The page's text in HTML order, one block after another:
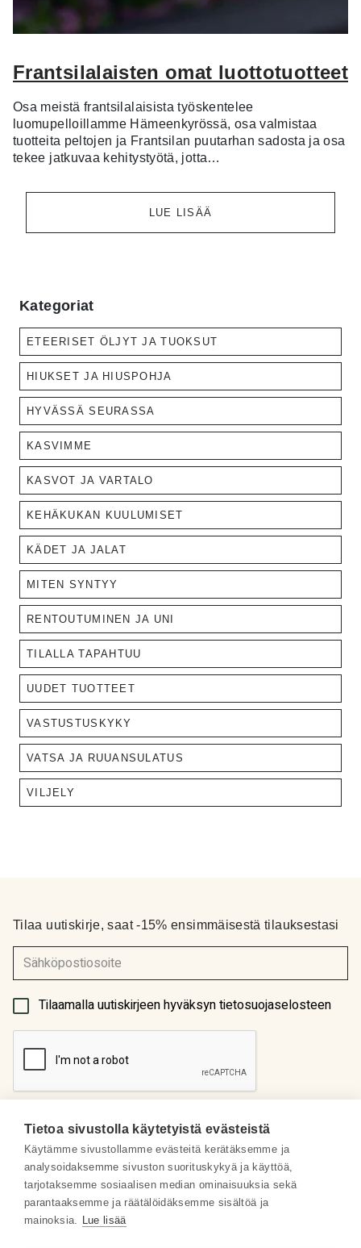
Frantsilalaisten omat luottotuotteet
Osa meistä frantsilalaisista työskentelee
luomupelloillamme Hämeenkyrössä, osa valmistaa
tuotteita peltojen ja Frantsilan puutarhan sadosta ja osa
tekee jatkuvaa kehitystyötä, jotta…
LUE LISÄÄ
Kategoriat
ETEERISET ÖLJYT JA TUOKSUT
HIUKSET JA HIUSPOHJA
HYVÄSSÄ SEURASSA
KASVIMME
KASVOT JA VARTALO
KEHÄKUKAN KUULUMISET
KÄDET JA JALAT
MITEN SYNTYY
RENTOUTUMINEN JA UNI
TILALLA TAPAHTUU
UUDET TUOTTEET
VASTUSTUSKYKY
VATSA JA RUUANSULATUS
VILJELY
Meistä
Some
Tilaa uutiskirje, saat -15% ensimmäisestä tilauksestasi
(Pakollinen)
Tilaamalla uutiskirjeen hyväksyn tietosuojaselosteen
Tietoa sivustolla käytetyistä evästeistä
Käytämme sivustollamme evästeitä kerätäksemme ja
analysoidaksemme sivuston suorituskykyä ja käyttöä,
tarjotaksemme sosiaalisen median ominaisuuksia sekä
parantaaksemme ja räätälöidäksemme sisältöä ja
mainoksia. Lue lisää